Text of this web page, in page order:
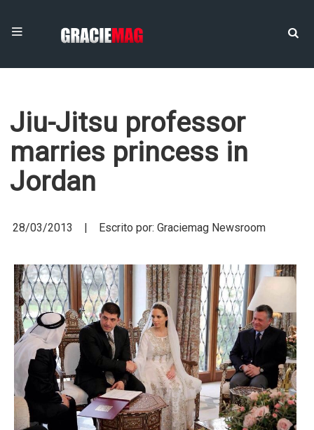
Jiu-Jitsu professor
marries princess in
Jordan
28/03/2013 | Escrito por: Graciemag Newsroom